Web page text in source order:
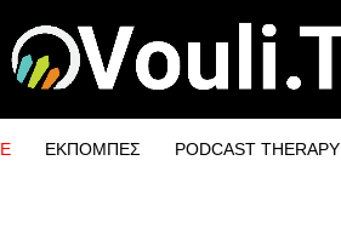
ΕΚΠΟΜΠΕΣ PODCAST THERAPY